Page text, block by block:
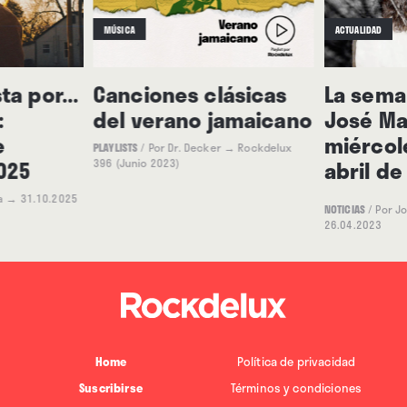
por...
→ 31.10.2025
MÚSICA
Canciones clásicas
del verano jamaicano
PLAYLISTS / Por Dr. Decker → Rockdelux
396 (Junio 2023)
ACTUALIDAD
La
José
abril de
NOTICIAS/ Por
26.04.2023
Home
Suscribirse
Política de privacidad
Términos y condiciones